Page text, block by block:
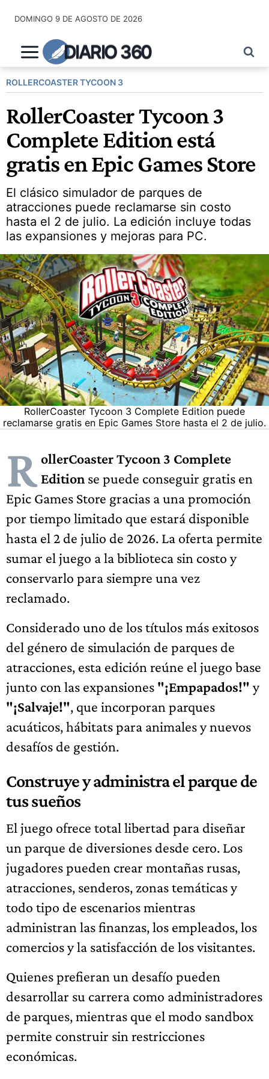
contenido
DOMINGO 9 DE AGOSTO DE 2026
DIARIO 360
ROLLERCOASTER TYCOON 3
RollerCoaster Tycoon 3
Complete Edition está
gratis en Epic Games Store
El clásico simulador de parques de
atracciones puede reclamarse sin costo
hasta el 2 de julio. La edición incluye todas
las expansiones y mejoras para PC.
RollerCoaster Tycoon 3 Complete Edition puede
reclamarse gratis en Epic Games Store hasta el 2 de julio.
R ollerCoaster Tycoon 3 Complete
Edition se puede conseguir gratis en
Epic Games Store gracias a una promoción
por tiempo limitado que estará disponible
hasta el 2 de julio de 2026. La oferta permite
sumar el juego a la biblioteca sin costo y
conservarlo para siempre una vez
reclamado.
Considerado uno de los títulos más exitosos
del género de simulación de parques de
atracciones, esta edición reúne el juego base
junto con las expansiones "¡Empapados!" y
"¡Salvaje!", que incorporan parques
acuáticos, hábitats para animales y nuevos
desafíos de gestión.
Construye y administra el parque de
tus sueños
El juego ofrece total libertad para diseñar
un parque de diversiones desde cero. Los
jugadores pueden crear montañas rusas,
atracciones, senderos, zonas temáticas y
todo tipo de escenarios mientras
administran las finanzas, los empleados, los
comercios y la satisfacción de los visitantes.
Quienes prefieran un desafío pueden
desarrollar su carrera como administradores
de parques, mientras que el modo sandbox
permite construir sin restricciones
económicas.